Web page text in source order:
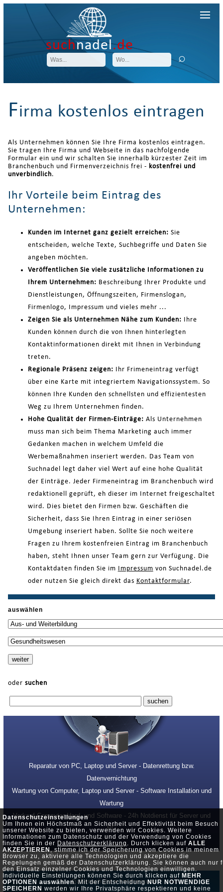
Datenschutzeinstellungen
Um Ihnen ein Höchstmaß an Sicherheit und Effektivität beim Besuch
unserer Website zu bieten, verwenden wir Cookies. Weitere
Informationen zum Datenschutz und der Verwendung von Cookies
finden Sie in der Datenschutzerklärung . Durch klicken auf ALLE
AKZEPTIEREN, stimme ich der Speicherung von Cookies in meinem
Browser zu, aktiviere alle Technologien und akzeptiere die
Regelungen gemäß der Datenschutzerklärung. Sie können auch nur
den Einsatz einzelner Cookies und Technologien einwilligen.
Individuelle Einstellungen können Sie durch klicken auf MEHR
OPTIONEN auswählen. Mit der EntscheidungNUR NOTWENDIGE
SPEICHERN werden wir Ihre Privatsphäre respektieren und keine
suchnadel.de
Firma kostenlos eintragen
Als Unternehmen können Sie Ihre Firma kostenlos eintragen.
Sie tragen Ihre Firma und Webseite in das nachfolgende
Formular ein und wir schalten Sie innerhalb kürzester Zeit im
Branchenbuch und Firmenverzeichnis frei - kostenfrei und
unverbindlich.
Ihr Vorteile beim Eintrag des
Unternehmen:
Kunden im Internet ganz gezielt erreichen: Sie
entscheiden, welche Texte, Suchbegriffe und Daten Sie
angeben möchten.
Veröffentlichen Sie viele zusätzliche Informationen zu
Ihrem Unternehmen: Beschreibung Ihrer Produkte und
Dienstleistungen, Öffnungszeiten, Firmenslogan,
Firmenlogo, Impressum und vieles mehr ...
Zeigen Sie als Unternehmen Nähe zum Kunden: Ihre
Kunden können durch die von Ihnen hinterlegten
Kontaktinformationen direkt mit Ihnen in Verbindung
treten.
Regionale Präsenz zeigen: Ihr Frimeneintrag verfügt
über eine Karte mit integriertem Navigationssystem. So
können Ihre Kunden den schnellsten und effizientesten
Weg zu Ihrem Unternehmen finden.
Hohe Qualität der Firmen-Einträge: Als Unternehmen
muss man sich beim Thema Marketing auch immer
Gedanken machen in welchem Umfeld die
Werbemaßnahmen inseriert werden. Das Team von
Suchnadel legt daher viel Wert auf eine hohe Qualität
der Einträge. Jeder Firmeneintrag im Branchenbuch wird
redaktionell geprüft, eh dieser im Internet freigeschaltet
wird. Dies bietet den Firmen bzw. Geschäften die
Sicherheit, dass Sie Ihren Eintrag in einer seriösen
Umgebung inseriert haben. Sollte Sie noch weitere
Fragen zu Ihrem kostenfreien Eintrag im Branchenbuch
haben, steht Ihnen unser Team gern zur Verfügung. Die
Kontaktdaten finden Sie im
Impressum von Suchnadel.de
oder nutzen Sie gleich direkt das Kontaktformular.
auswählen
oder suchen
Reparatur von PC, Laptop und Server - Datenrettung bzw.
Datenvernichtung
Wartung von Computer, Laptop und Server - Software Installation und
Wartung
Verkauf Computer Hard- und Software - 24h Notdienst für Server und
PC
Datenschutz •Impressum